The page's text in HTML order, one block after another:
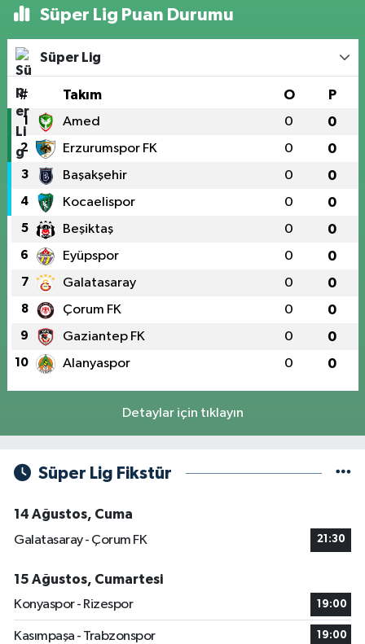
Süper Lig Puan Durumu
Süper Lig
# Takım O P
1 Amed 0 0
2 Erzurumspor FK 0 0
3 Başakşehir 0 0
4 Kocaelispor 0 0
5 Beşiktaş 0 0
6 Eyüpspor 0 0
7 Galatasaray 0 0
8 Çorum FK 0 0
9 Gaziantep FK 0 0
10 Alanyaspor 0 0
Detaylar için tıklayın
Süper Lig Fikstür
14 Ağustos, Cuma
Galatasaray - Çorum FK
21:30
15 Ağustos, Cumartesi
Konyaspor - Rizespor
19:00
Kasımpaşa - Trabzonspor 19:00